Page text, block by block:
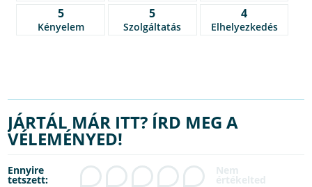
5
Kényelem
5
Szolgáltatás
4
Elhelyezkedés
JÁRTÁL MÁR ITT? ÍRD MEG A
VÉLEMÉNYED!
Ennyire
tetszett: